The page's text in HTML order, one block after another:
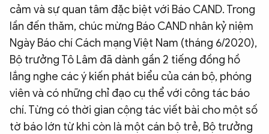
cảm và sự quan tâm đặc biệt với Báo CAND. Trong
lần đến thăm, chúc mừng Báo CAND nhân kỷ niệm
Ngày Báo chí Cách mạng Việt Nam (tháng 6/2020),
Bộ trưởng Tô Lâm đã dành gần 2 tiếng đồng hồ
lắng nghe các ý kiến phát biểu của cán bộ, phóng
viên và có những chỉ đạo cụ thể với công tác báo
chí. Từng có thời gian cộng tác viết bài cho một số
tờ báo lớn từ khi còn là một cán bộ trẻ, Bộ trưởng